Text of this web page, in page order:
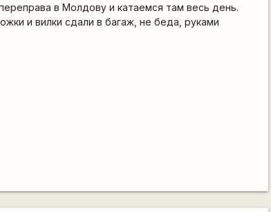
в Молдову и катаемся там весь день.
и вилки сдали в багаж, не беда, руками